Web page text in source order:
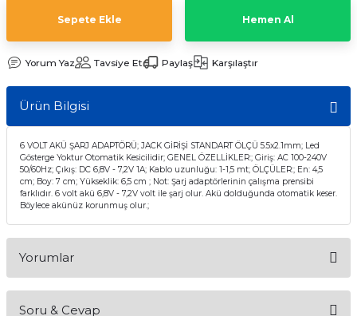
Sepete Ekle Hemen Al
Yorum Yaz Tavsiye Et Paylaş Karşılaştır
Ürün Bilgisi
6 VOLT AKÜ ŞARJ ADAPTÖRÜ; JACK GİRİŞİ STANDART ÖLÇÜ 5.5x2.1mm; Led
Gösterge Yoktur Otomatik Kesicilidir; GENEL ÖZELLİKLER:; Giriş: AC 100-240V
50/60Hz; Çıkış: DC 6,8V - 7,2V 1A; Kablo uzunluğu: 1-1,5 mt; ÖLÇÜLER:; En: 4,5
cm; Boy: 7 cm; Yükseklik: 6,5 cm ; Not: Şarj adaptörlerinin çalışma prensibi
farklıdır. 6 volt akü 6,8V - 7,2V volt ile şarj olur. Akü dolduğunda otomatik keser.
Böylece akünüz korunmuş olur.;
Yorumlar
Soru & Cevap